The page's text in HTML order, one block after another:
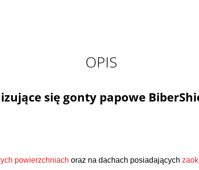
OPIS
się gonty papowe
powierzchniach oraz na dachach posiadających